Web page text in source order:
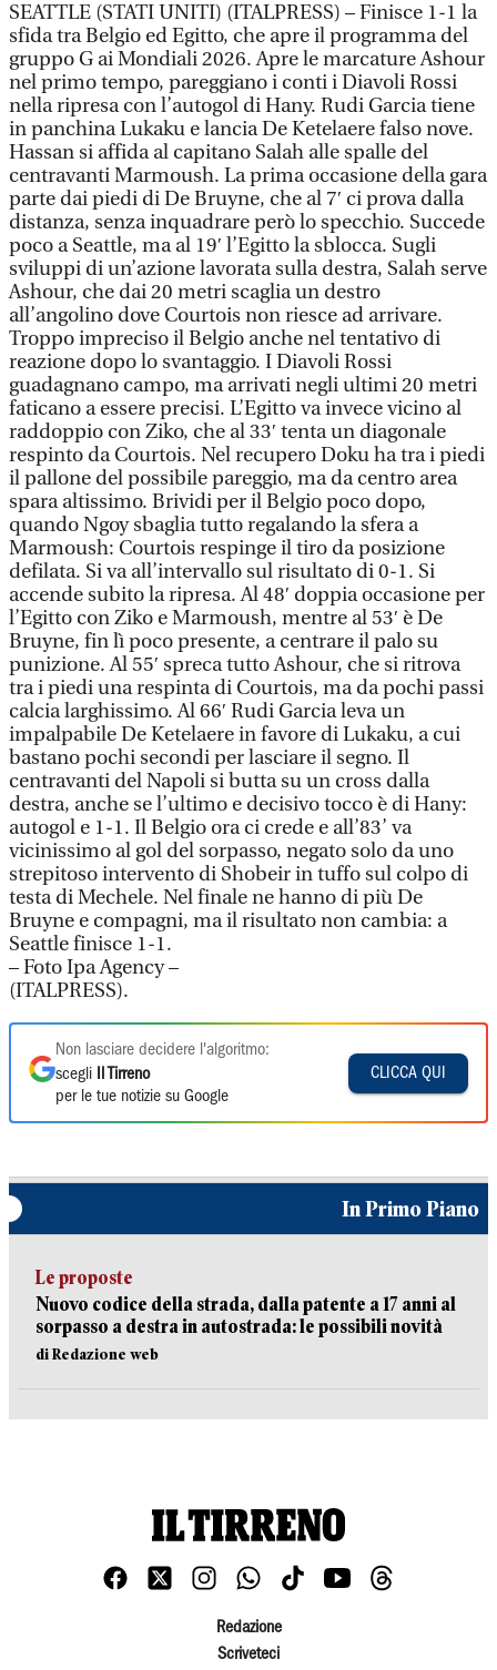
SEATTLE (STATI UNITI) (ITALPRESS) – Finisce 1-1 la
sfida tra Belgio ed Egitto, che apre il programma del
gruppo G ai Mondiali 2026. Apre le marcature Ashour
nel primo tempo, pareggiano i conti i Diavoli Rossi
nella ripresa con l’autogol di Hany. Rudi Garcia tiene
in panchina Lukaku e lancia De Ketelaere falso nove.
Hassan si affida al capitano Salah alle spalle del
centravanti Marmoush. La prima occasione della gara
parte dai piedi di De Bruyne, che al 7′ ci prova dalla
distanza, senza inquadrare però lo specchio. Succede
poco a Seattle, ma al 19′ l’Egitto la sblocca. Sugli
sviluppi di un’azione lavorata sulla destra, Salah serve
Ashour, che dai 20 metri scaglia un destro
all’angolino dove Courtois non riesce ad arrivare.
Troppo impreciso il Belgio anche nel tentativo di
reazione dopo lo svantaggio. I Diavoli Rossi
guadagnano campo, ma arrivati negli ultimi 20 metri
faticano a essere precisi. L’Egitto va invece vicino al
raddoppio con Ziko, che al 33′ tenta un diagonale
respinto da Courtois. Nel recupero Doku ha tra i piedi
il pallone del possibile pareggio, ma da centro area
spara altissimo. Brividi per il Belgio poco dopo,
quando Ngoy sbaglia tutto regalando la sfera a
Marmoush: Courtois respinge il tiro da posizione
defilata. Si va all’intervallo sul risultato di 0-1. Si
accende subito la ripresa. Al 48′ doppia occasione per
l’Egitto con Ziko e Marmoush, mentre al 53′ è De
Bruyne, fin lì poco presente, a centrare il palo su
punizione. Al 55′ spreca tutto Ashour, che si ritrova
tra i piedi una respinta di Courtois, ma da pochi passi
calcia larghissimo. Al 66′ Rudi Garcia leva un
impalpabile De Ketelaere in favore di Lukaku, a cui
bastano pochi secondi per lasciare il segno. Il
centravanti del Napoli si butta su un cross dalla
destra, anche se l’ultimo e decisivo tocco è di Hany:
autogol e 1-1. Il Belgio ora ci crede e all’83’ va
vicinissimo al gol del sorpasso, negato solo da uno
strepitoso intervento di Shobeir in tuffo sul colpo di
testa di Mechele. Nel finale ne hanno di più De
Bruyne e compagni, ma il risultato non cambia: a
Seattle finisce 1-1.
– Foto Ipa Agency –
(ITALPRESS).
Non lasciare decidere l'algoritmo:
scegli
Il Tirreno
per le tue notizie su Google
CLICCA QUI
In Primo Piano
Le proposte
Nuovo codice della strada, dalla patente a 17 anni al
sorpasso a destra in autostrada: le possibili novità
di Redazione web
Redazione
Scriveteci